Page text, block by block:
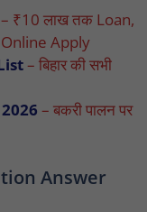
– ₹10 लाख तक Loan,
Online Apply
– बिहार की सभी
– बकरी पालन पर
Answer